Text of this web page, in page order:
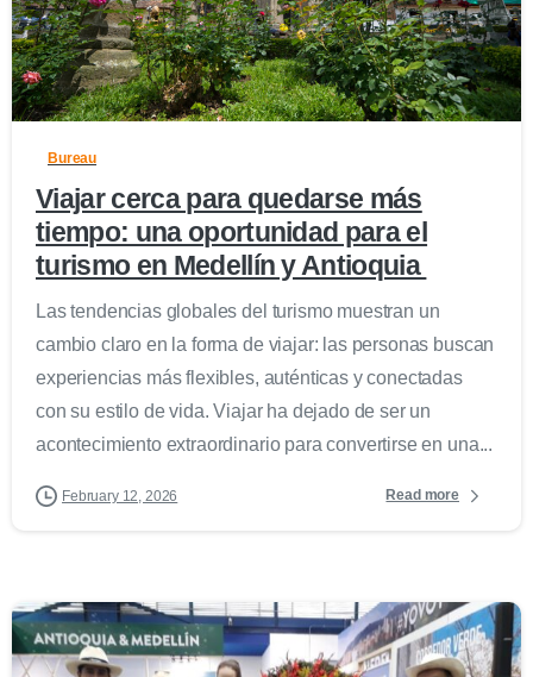
1
Bureau
Viajar cerca para quedarse más
tiempo: una oportunidad para el
turismo en Medellín y Antioquia
Las tendencias globales del turismo muestran un
cambio claro en la forma de viajar: las personas buscan
experiencias más flexibles, auténticas y conectadas
con su estilo de vida. Viajar ha dejado de ser un
acontecimiento extraordinario para convertirse en una...
February 12, 2026 Read more